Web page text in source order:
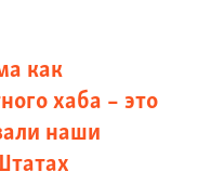
как
хаба – это
наши